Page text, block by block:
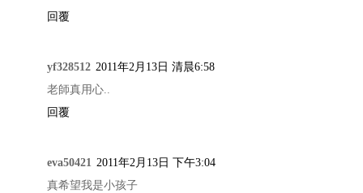
回覆
yf328512 2011年2月13日 清晨6:58
老師真用心..
回覆
eva50421 2011年2月13日 下午3:04
真希望我是小孩子